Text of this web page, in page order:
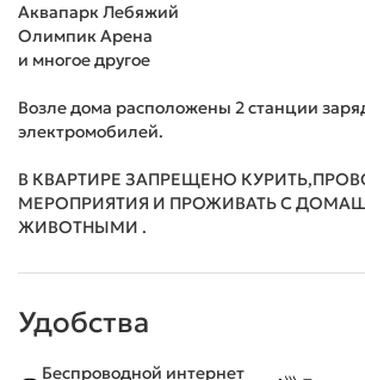
Аквапарк Лебяжий
Олимпик Арена
и многое другое
Возле дома расположены 2 станции
электромобилей.
В КВАРТИРЕ ЗАПРЕЩЕНО
МЕРОПРИЯТИЯ И ПРОЖИВАТЬ С
ЖИВОТНЫМИ .
Удобства
Беспроводной интернет